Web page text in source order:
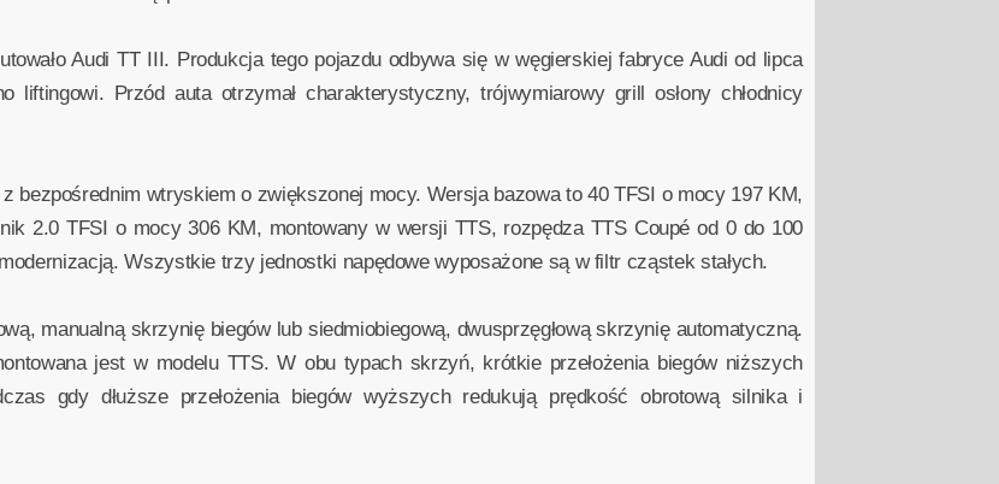
Audi TT III. Produkcja tego pojazdu odbywa się w węgierskiej fabryce Audi od lipca
Przód auta otrzymał charakterystyczny, trójwymiarowy grill osłony chłodnicy
bezpośrednim wtryskiem o zwiększonej mocy. Wersja bazowa to 40 TFSI o mocy 197 KM,
2.0 TFSI o mocy 306 KM, montowany w wersji TTS, rozpędza TTS Coupé od 0 do 100
Wszystkie trzy jednostki napędowe wyposażone są w filtr cząstek stałych.
manualną skrzynię biegów lub siedmiobiegową, dwusprzęgłową skrzynię automatyczną.
jest w modelu TTS. W obu typach skrzyń, krótkie przełożenia biegów niższych
gdy dłuższe przełożenia biegów wyższych redukują prędkość obrotową silnika i